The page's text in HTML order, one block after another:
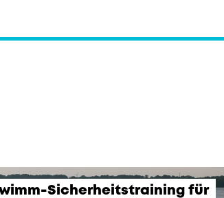
Sicherheitstraining für